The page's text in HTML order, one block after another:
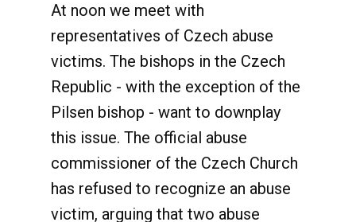
At noon we meet with
representatives of Czech abuse
victims. The bishops in the Czech
Republic - with the exception of the
Pilsen bishop - want to downplay
this issue. The official abuse
commissioner of the Czech Church
has refused to recognize an abuse
victim, arguing that two abuse